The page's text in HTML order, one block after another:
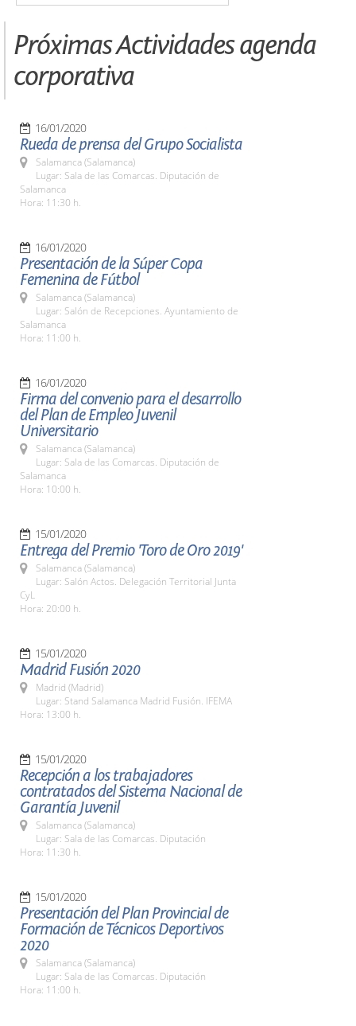
Próximas Actividades agenda
corporativa
16/01/2020
Rueda de prensa del Grupo Socialista
Salamanca (Salamanca)
Lugar: Sala de las Comarcas. Diputación de
Salamanca
Hora: 11:30 h.
16/01/2020
Presentación de la Súper Copa
Femenina de Fútbol
Salamanca (Salamanca)
Lugar: Salón de Recepciones. Ayuntamiento de
Salamanca
Hora: 11:00 h.
16/01/2020
Firma del convenio para el desarrollo
del Plan de Empleo Juvenil
Universitario
Salamanca (Salamanca)
Lugar: Sala de las Comarcas. Diputación de
Salamanca
Hora: 10:00 h.
15/01/2020
Entrega del Premio 'Toro de Oro 2019'
Salamanca (Salamanca)
Lugar: Salón Actos. Delegación Territorial Junta
CyL
Hora: 20:00 h.
15/01/2020
Madrid Fusión 2020
Madrid (Madrid)
Lugar: Stand Salamanca Madrid Fusión. IFEMA
Hora: 13:00 h.
15/01/2020
Recepción a los trabajadores
contratados del Sistema Nacional de
Garantía Juvenil
Salamanca (Salamanca)
Lugar: Sala de las Comarcas. Diputación
Hora: 11:30 h.
15/01/2020
Presentación del Plan Provincial de
Formación de Técnicos Deportivos
2020
Salamanca (Salamanca)
Lugar: Sala de las Comarcas. Diputación
Hora: 11:00 h.